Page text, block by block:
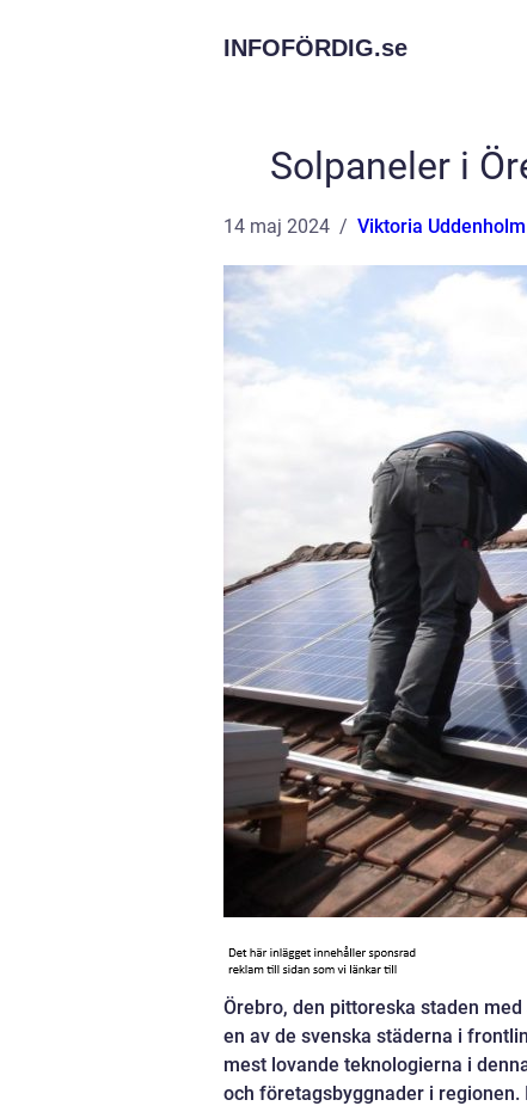
INFOFÖRDIG.se
Solpaneler i
14 maj 2024 Viktoria Uddenholm
Örebro, den pittoreska staden
en av de svenska städerna i
mest lovande teknologierna i
och företagsbyggnader i